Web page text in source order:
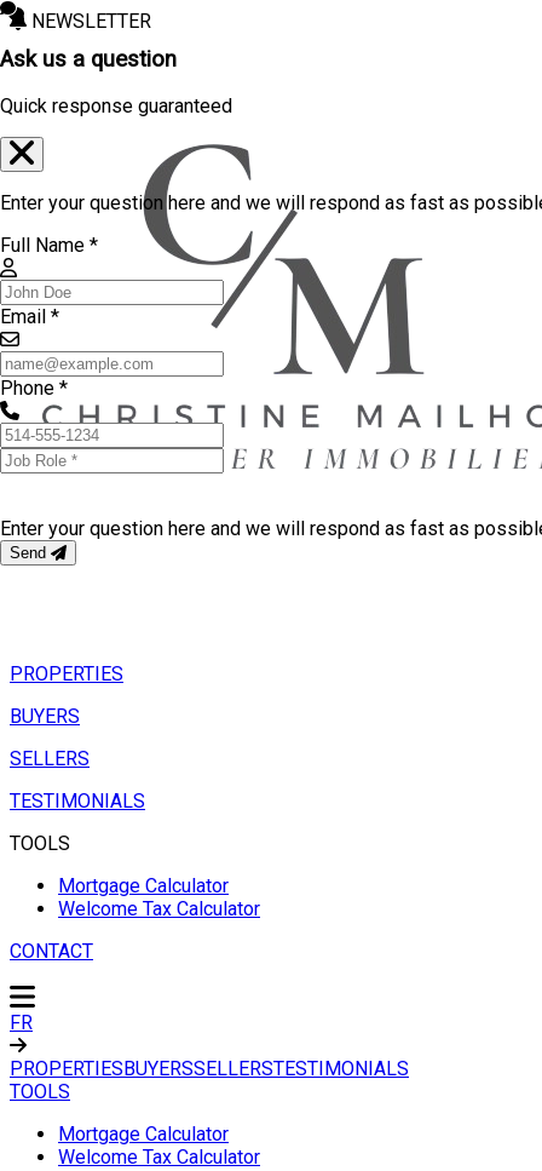
NEWSLETTER
PROPERTIES
BUYERS
SELLERS
TESTIMONIALS
TOOLS
Mortgage Calculator
Welcome Tax Calculator
CONTACT
FR
PROPERTIESBUYERSSELLERSTESTIMONIALS
TOOLS
Mortgage Calculator
Welcome Tax Calculator
Ask us a question
Quick response guaranteed
Enter your question here and we will respond as fast as
Full Name *
Email *
Phone *
Enter your question here and we will respond as fast as
Send